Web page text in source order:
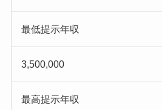
最低提示年収
3,500,000
最高提示年収